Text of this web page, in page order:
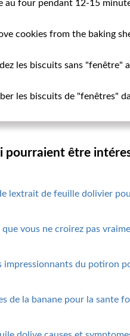
au four pendant 12-15
cookies from the baking
les biscuits sans "fenêtre"
les biscuits de "fenêtres"
pourraient être
lextrait de feuille dolivier
que vous ne croirez pas
impressionnants du potiron
de la banane pour la sante